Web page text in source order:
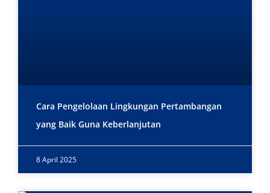
Cara Pengelolaan Lingkungan Pertambangan
yang Baik Guna Keberlanjutan
8 April 2025